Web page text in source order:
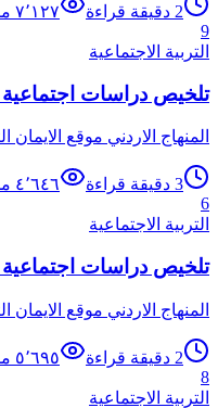
2 دقيقة قراءة ٧٬١٢٧
9
التربية الاجتماعية
تلخيص دراسات
المنهاج الاردني موقع الايمان
3 دقيقة قراءة ٤٬٦٤٦
6
التربية الاجتماعية
تلخيص دراسات
المنهاج الاردني موقع الايمان
2 دقيقة قراءة ٥٬٦٩٥
8
التربية الاجتماعية